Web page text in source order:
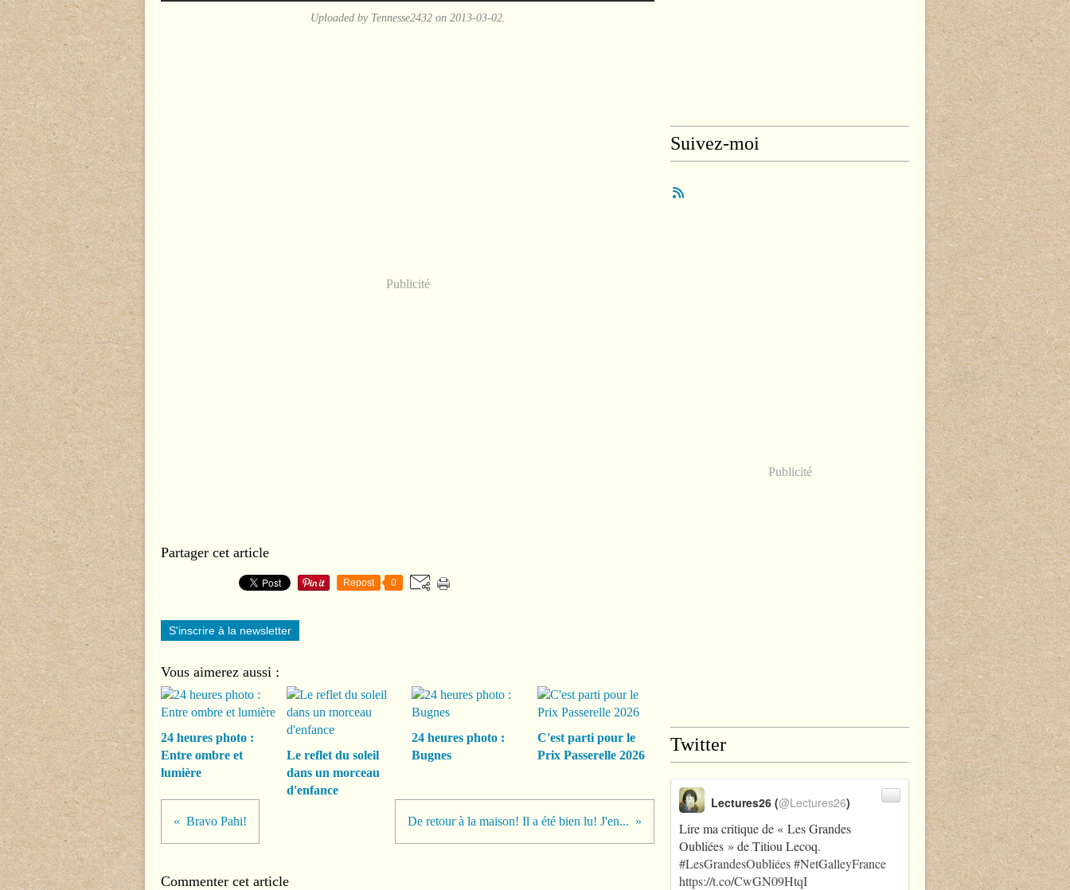
Uploaded by Tennesse2432 on 2013-03-02.
Publicité
Partager cet article
Repost 0
S'inscrire à la newsletter
Vous aimerez aussi :
24 heures photo :
Entre ombre et
lumière
Le reflet du soleil
dans un morceau
d'enfance
24 heures photo :
Bugnes
C'est parti pour le
Prix Passerelle 2026
Bravo Pahi! De retour à la maison! Il a été bien lu! J'en...
Commenter cet article
Suivez-moi
Publicité
Twitter
Lire ma critique de « Les Grandes
Oubliées » de Titiou Lecoq.
#LesGrandesOubliées#NetGalleyFrance
https://t.co/CwGN09HtqI
Lectures26 (@Lectures26)